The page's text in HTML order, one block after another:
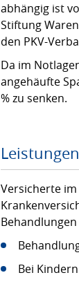
abhängig ist
Stiftung
den PKV-
Da im
angehäufte
% zu senken.
Leistungen
Versicherte
Behandlungen
Bei